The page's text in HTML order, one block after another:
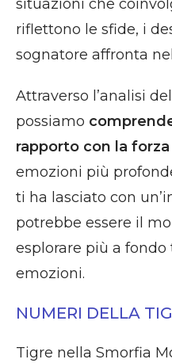
situazioni che
riflettono le sfide, i
sognatore affronta
Attraverso l’analisi
possiamo
rapporto con la
emozioni più
ti ha lasciato con
potrebbe essere il
esplorare più a fondo
emozioni.
NUMERI DELLA
Tigre nella Smorfia